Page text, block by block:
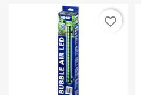
favorite_border